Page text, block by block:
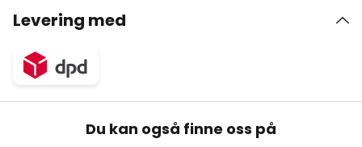
Levering med
Du kan også finne oss på